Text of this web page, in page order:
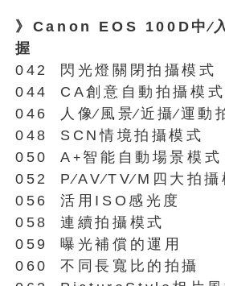
》Canon EOS 100D中∕
握
042
閃光燈關閉拍攝模式
044
CA創意自動拍攝模式
046
人像∕風景∕近攝∕運動
048
SCN情境拍攝模式
050
A + 智能自動場景模式
052
P∕AV∕TV∕M四大拍攝
056
活用ISO感光度
058
連續拍攝模式
059
曝光補償的運用
060
不同長寬比的拍攝